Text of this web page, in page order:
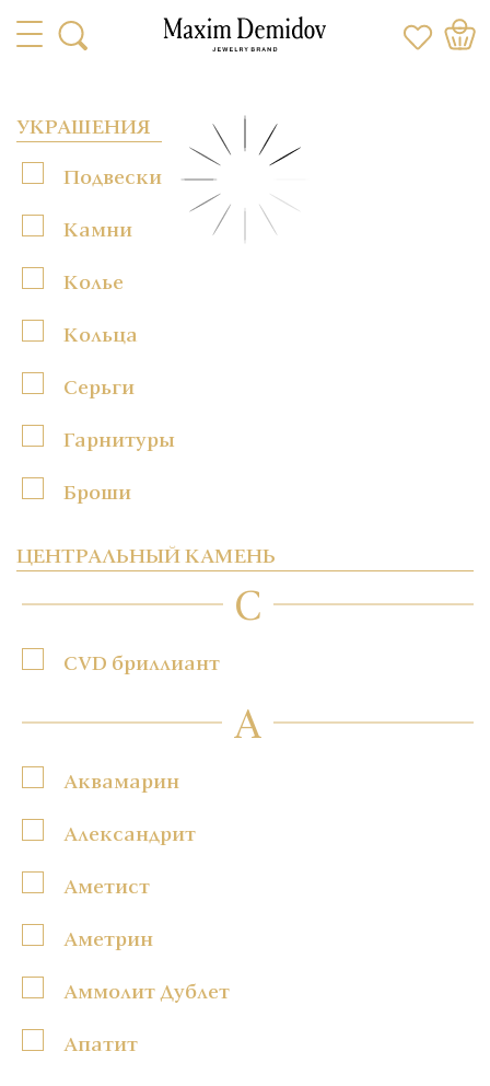
УКРАШЕНИЯ
Подвески
Камни
Колье
Кольца
Серьги
Гарнитуры
Броши
ЦЕНТРАЛЬНЫЙ КАМЕНЬ
C
CVD бриллиант
А
Аквамарин
Александрит
Аметист
Аметрин
Аммолит Дублет
Апатит